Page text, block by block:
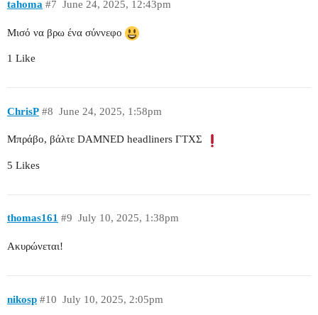
tahoma June 24, 2025, 12:43pm
#7
Μισό να βρω ένα σύννεφο
1 Like
ChrisP June 24, 2025, 1:58pm
#8
Μπράβο, βάλτε DAMNED headliners ΓΤΧΣ
5 Likes
thomas161 July 10, 2025, 1:38pm
#9
Ακυρώνεται!
nikosp July 10, 2025, 2:05pm
#10